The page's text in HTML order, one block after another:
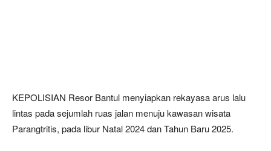
KEPOLISIAN Resor Bantul menyiapkan rekayasa arus lalu
lintas pada sejumlah ruas jalan menuju kawasan wisata
Parangtritis, pada libur Natal 2024 dan Tahun Baru 2025.